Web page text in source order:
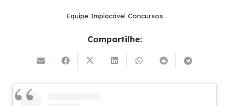
Equipe Implacável Concursos
Compartilhe: